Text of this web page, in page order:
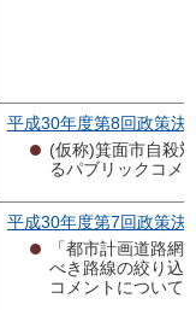
平成30年度第8回政策決
(仮称)箕面市自殺
るパブリックコメ
平成30年度第7回政策決
「都市計画道路網
べき路線の絞り込
コメントについて